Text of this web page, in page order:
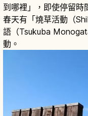
到哪裡」，即使停留時
春天有「燒草活動（
語（Tsukuba
動。